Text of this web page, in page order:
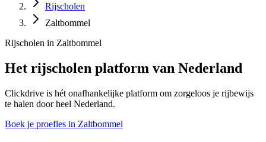
Rijscholen
Zaltbommel
Rijscholen in Zaltbommel
Het rijscholen platform van Nederland
Clickdrive is hét onafhankelijke platform om zorgeloos je rijbewijs
te halen door heel Nederland.
Boek je proefles in Zaltbommel